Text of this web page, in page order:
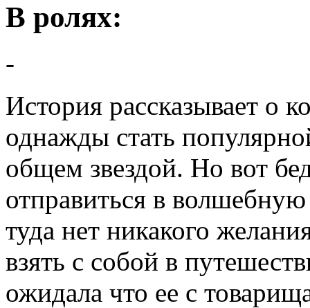
В ролях:
-
История рассказывает о
однажды стать
общем звездой. Но вот
отправиться в
туда нет никакого
взять с собой в
ожидала что ее с